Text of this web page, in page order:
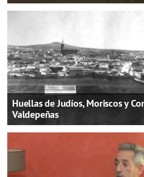
Huellas de Judíos, Moriscos y
Valdepeñas